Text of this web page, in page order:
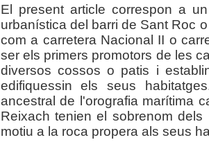
El present article correspon a
urbanística del barri de Sant Roc
com a carretera Nacional II o
ser els primers promotors de les
diversos cossos o patis i
edifiquessin els seus
ancestral de l'orografia marítima
Reixach tenien el sobrenom
motiu a la roca propera als seus